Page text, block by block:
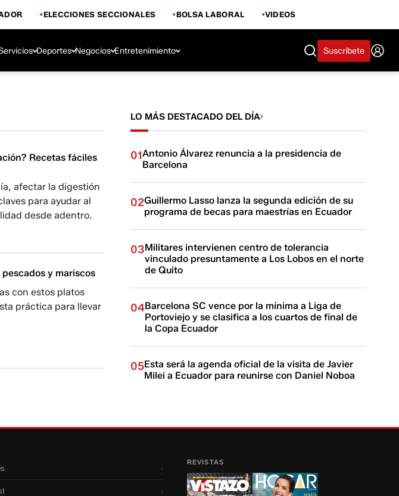
ELECCIONES SECCIONALES BOLSA LABORAL VIDEOS
Deportes Negocios Entretenimiento Suscríbete
Recetas fáciles
afectar la digestión
para ayudar al
desde adentro.
y mariscos
con estos platos
práctica para llevar
LO MÁS DESTACADO DEL DÍA
01Antonio Álvarez renuncia a la presidencia de
Barcelona
02Guillermo Lasso lanza la segunda edición de su
programa de becas para maestrías en Ecuador
03Militares intervienen centro de tolerancia
vinculado presuntamente a Los Lobos en el norte
de Quito
04Barcelona SC vence por la mínima a Liga de
Portoviejo y se clasifica a los cuartos de final de
la Copa Ecuador
05Esta será la agenda oficial de la visita de Javier
Milei a Ecuador para reunirse con Daniel Noboa
›
›
REVISTAS